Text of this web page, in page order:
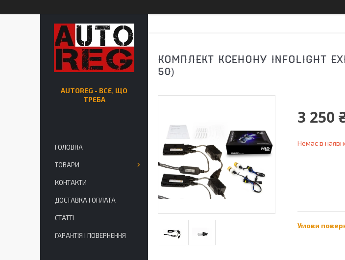
КОМПЛЕКТ КСЕНОНУ INFOLIGHT
50)
3 250
Немає в
AUTOREG - ВСЕ, ЩО
ТРЕБА
ГОЛОВНА
ТОВАРИ
КОНТАКТИ
ДОСТАВКА І ОПЛАТА
СТАТТІ
ГАРАНТІЯ І ПОВЕРНЕННЯ